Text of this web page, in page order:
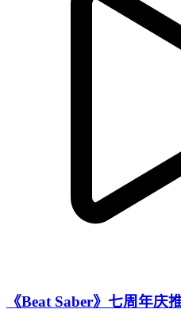
《Beat Saber》七周年庆